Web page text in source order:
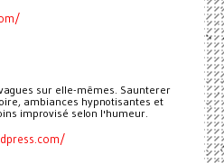
sur elle-mêmes. Saunterer
ambiances hypnotisantes et
improvisé selon l'humeur.